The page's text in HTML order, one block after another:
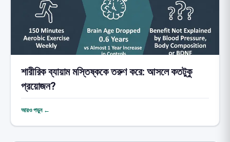
শারীরিক ব্যায়াম মস্তিষ্ককে তরুণ করে: আসলে কতটুকু
প্রয়োজন?
আরও পড়ুন ←